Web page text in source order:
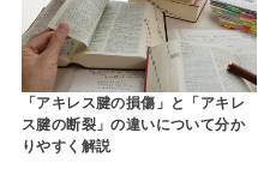
「アキレス腱の損傷」と「アキレ
ス腱の断裂」の違いについて分か
りやすく解説